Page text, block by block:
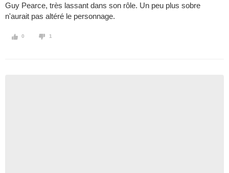
Guy Pearce, très lassant dans son rôle. Un peu plus sobre
n'aurait pas altéré le personnage.
0 1